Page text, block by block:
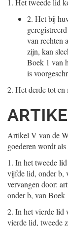
1. Het tweede lid
2. Het bij
van rechten
zijn, kan
Boek 1 van
is
2. Het derde tot en
Artikel V van de
goederen wordt
1. In het tweede
vijfde lid, onder b,
vervangen door:
onder b, van
2. In het vierde lid
vierde lid, tweede